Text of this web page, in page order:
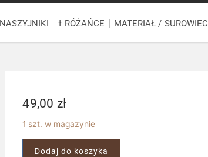
NASZYJNIKI † RÓŻAŃCE MATERIAŁ / SUROWIEC
49,00 zł
1 szt. w magazynie
Dodaj do koszyka